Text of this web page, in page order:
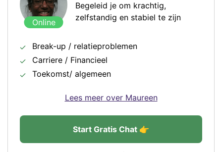
Online
Begeleid je om krachtig,
zelfstandig en stabiel te zijn
Break-up / relatieproblemen
Carriere / Financieel
Toekomst/ algemeen
Start Gratis Chat 👉
Lees meer over Maureen